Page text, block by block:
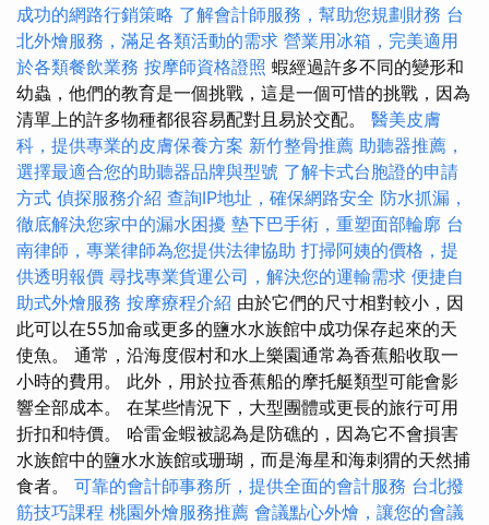
成功的網路行銷策略 了解會計師服務，幫助您規劃財務 台
北外燴服務，滿足各類活動的需求 營業用冰箱，完美適用
於各類餐飲業務 按摩師資格證照 蝦經過許多不同的變形和
幼蟲，他們的教育是一個挑戰，這是一個可惜的挑戰，因為
清單上的許多物種都很容易配對且易於交配。 醫美皮膚
科，提供專業的皮膚保養方案 新竹整骨推薦 助聽器推薦，
選擇最適合您的助聽器品牌與型號 了解卡式台胞證的申請
方式 偵探服務介紹 查詢IP地址，確保網路安全 防水抓漏，
徹底解決您家中的漏水困擾 墊下巴手術，重塑面部輪廓 台
南律師，專業律師為您提供法律協助 打掃阿姨的價格，提
供透明報價 尋找專業貨運公司，解決您的運輸需求 便捷自
助式外燴服務 按摩療程介紹 由於它們的尺寸相對較小，因
此可以在55加侖或更多的鹽水水族館中成功保存起來的天
使魚。 通常，沿海度假村和水上樂園通常為香蕉船收取一
小時的費用。 此外，用於拉香蕉船的摩托艇類型可能會影
響全部成本。 在某些情況下，大型團體或更長的旅行可用
折扣和特價。 哈雷金蝦被認為是防礁的，因為它不會損害
水族館中的鹽水水族館或珊瑚，而是海星和海刺猬的天然捕
食者。 可靠的會計師事務所，提供全面的會計服務 台北撥
筋技巧課程 桃園外燴服務推薦 會議點心外燴，讓您的會議